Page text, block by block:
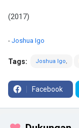
(2017)
- Joshua Igo
Tags: Joshua Igo
Facebook